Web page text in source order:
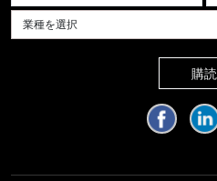
業種を選択してください
購読